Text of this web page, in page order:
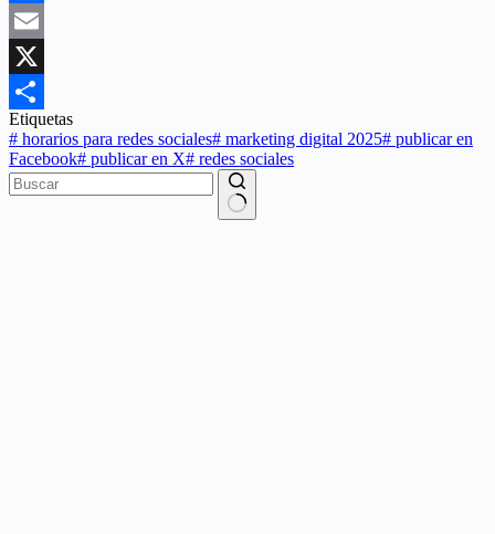
Facebook
Email
X
Compartir
Etiquetas
# horarios para redes sociales# marketing digital 2025# publicar en
Facebook# publicar en X# redes sociales